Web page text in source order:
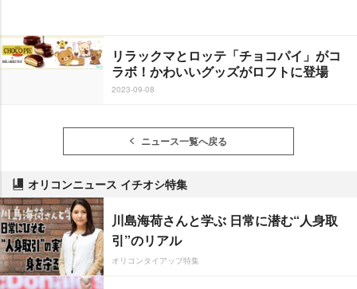
リラックマとロッテ「チョコパイ」がコ
ラボ！かわいいグッズがロフトに登場
2023-09-08
ニュース一覧へ戻る
オリコンニュース イチオシ特集
川島海荷さんと学ぶ 日常に潜む“人身取
引”のリアル
オリコンタイアップ特集